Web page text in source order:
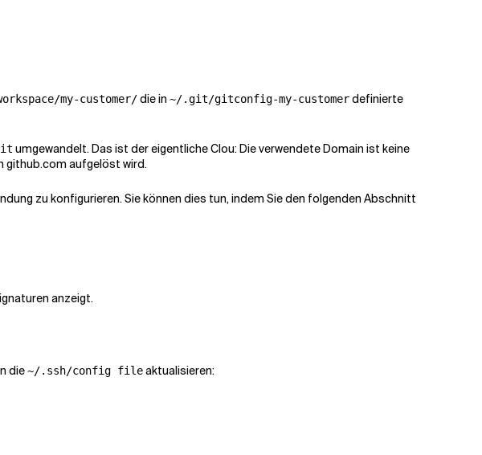
my-customer/die in ~/.git/gitconfig-my-customerdefinierte
umgewandelt. Das ist der eigentliche Clou: Die verwendete Domain ist keine
github.com aufgelöst wird.
zu konfigurieren. Sie können dies tun, indem Sie den folgenden Abschnitt
anzeigt.
die~/.ssh/config fileaktualisieren: